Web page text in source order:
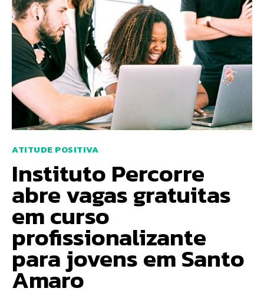
ATITUDE POSITIVA
Instituto Percorre
abre vagas gratuitas
em curso
profissionalizante
para jovens em Santo
Amaro